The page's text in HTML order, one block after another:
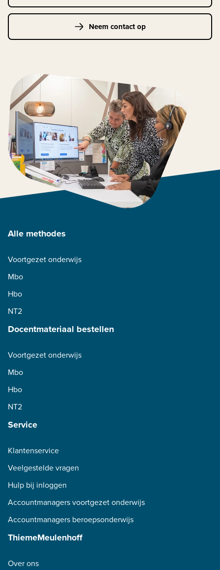
Neem contact op
Alle methodes
Voortgezet onderwijs
Mbo
Hbo
NT2
Docentmateriaal bestellen
Voortgezet onderwijs
Mbo
Hbo
NT2
Service
Klantenservice
Veelgestelde vragen
Hulp bij inloggen
Accountmanagers voortgezet onderwijs
Accountmanagers beroepsonderwijs
ThiemeMeulenhoff
Over ons